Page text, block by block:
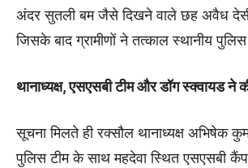
अंदर सुतली बम जैसे दिखने वाले छह अवैध देसी
जिसके बाद ग्रामीणों ने तत्काल स्थानीय
थानाध्यक्ष, एसएसबी टीम और डॉग स्क्वायड ने
सूचना मिलते ही रक्सौल थानाध्यक्ष अभिषेक
पुलिस टीम के साथ महदेवा स्थित एसएसबी कैंप